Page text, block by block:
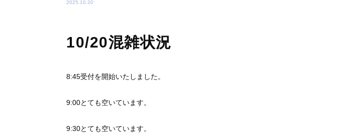
2025.10.20
10/20混雑状況
8:45受付を開始いたしました。
9:00とても空いています。
9:30とても空いています。